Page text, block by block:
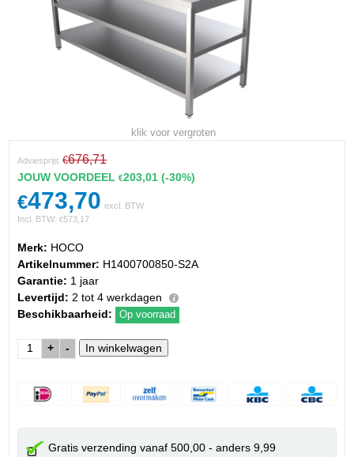
klik voor vergroten
Adviesprijs €676,71
JOUW VOORDEEL€203,01 (-30%)
€473,70 excl. BTW
Incl. BTW:€573,17
Merk: HOCO
Artikelnummer: H1400700850-S2A
Garantie: 1 jaar
Levertijd: 2 tot 4 werkdagen
Beschikbaarheid:
Op voorraad
+ -
Gratis verzending vanaf 500,00 - anders 9,99